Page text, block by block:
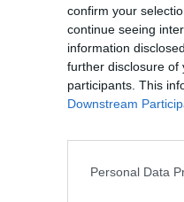
confirm your
continue seeing
information
further disclosure of
participants. This
Downstream
Personal Data